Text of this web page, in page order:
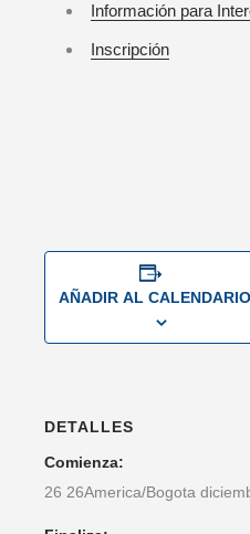
Información para
Inscripción
AÑADIR AL CALENDARIO
DETALLES
Comienza:
26 26America/Bogota